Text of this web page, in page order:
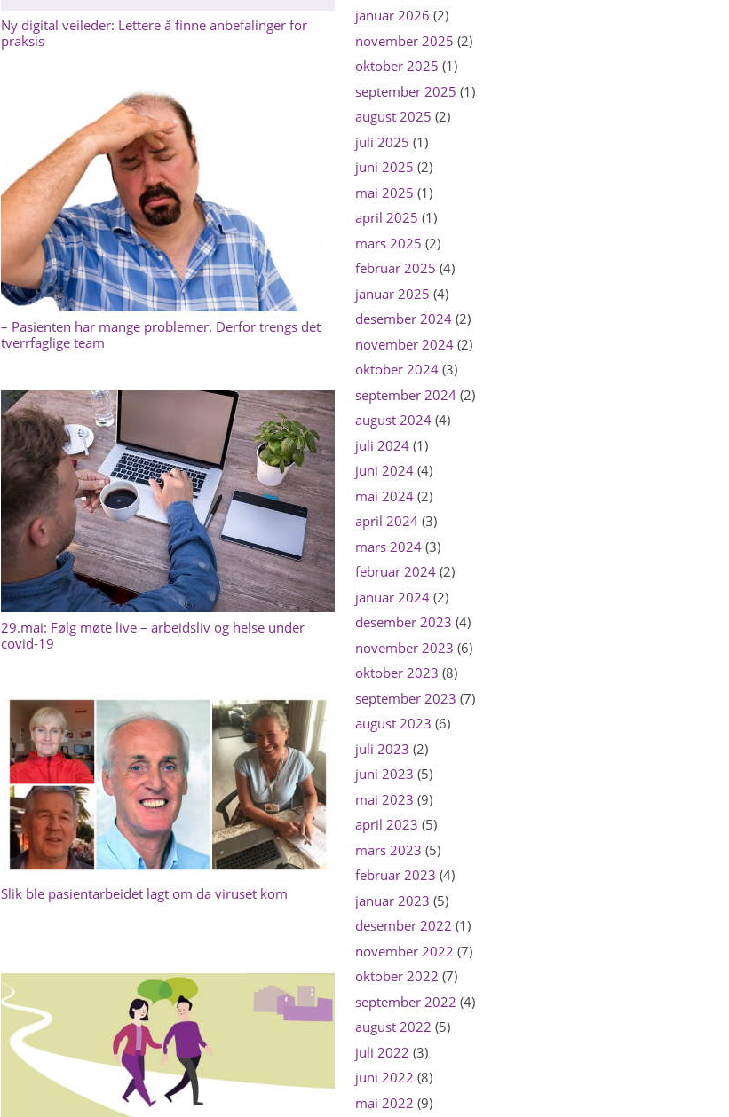
Ny digital veileder: Lettere å finne anbefalinger for
praksis
– Pasienten har mange problemer. Derfor trengs det
tverrfaglige team
29.mai: Følg møte live – arbeidsliv og helse under
covid-19
Slik ble pasientarbeidet lagt om da viruset kom
januar 2026 (2)
november 2025 (2)
oktober 2025 (1)
september 2025 (1)
august 2025 (2)
juli 2025 (1)
juni 2025 (2)
mai 2025 (1)
april 2025 (1)
mars 2025 (2)
februar 2025 (4)
januar 2025 (4)
desember 2024(2)
november 2024(2)
oktober 2024(3)
september 2024(2)
august 2024(4)
juli 2024(1)
juni 2024(4)
mai 2024(2)
april 2024(3)
mars 2024(3)
februar 2024(2)
januar 2024(2)
desember 2023 (4)
november 2023 (6)
oktober 2023 (8)
september 2023 (7)
august 2023 (6)
juli 2023 (2)
juni 2023 (5)
mai 2023 (9)
april 2023 (5)
mars 2023 (5)
februar 2023 (4)
januar 2023 (5)
desember 2022 (1)
november 2022 (7)
oktober 2022 (7)
september 2022 (4)
august 2022 (5)
juli 2022 (3)
juni 2022 (8)
mai 2022 (9)